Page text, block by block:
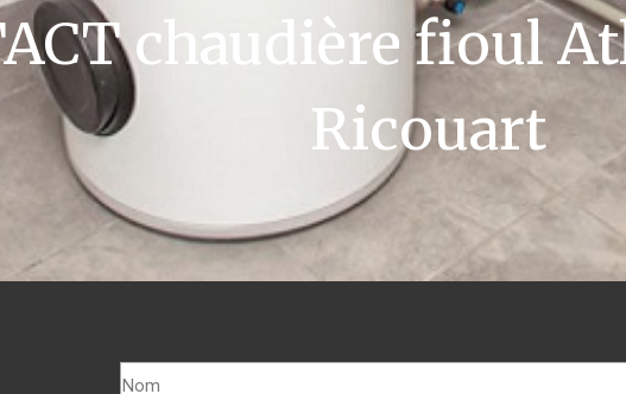
chaudière fioul
Ricouart